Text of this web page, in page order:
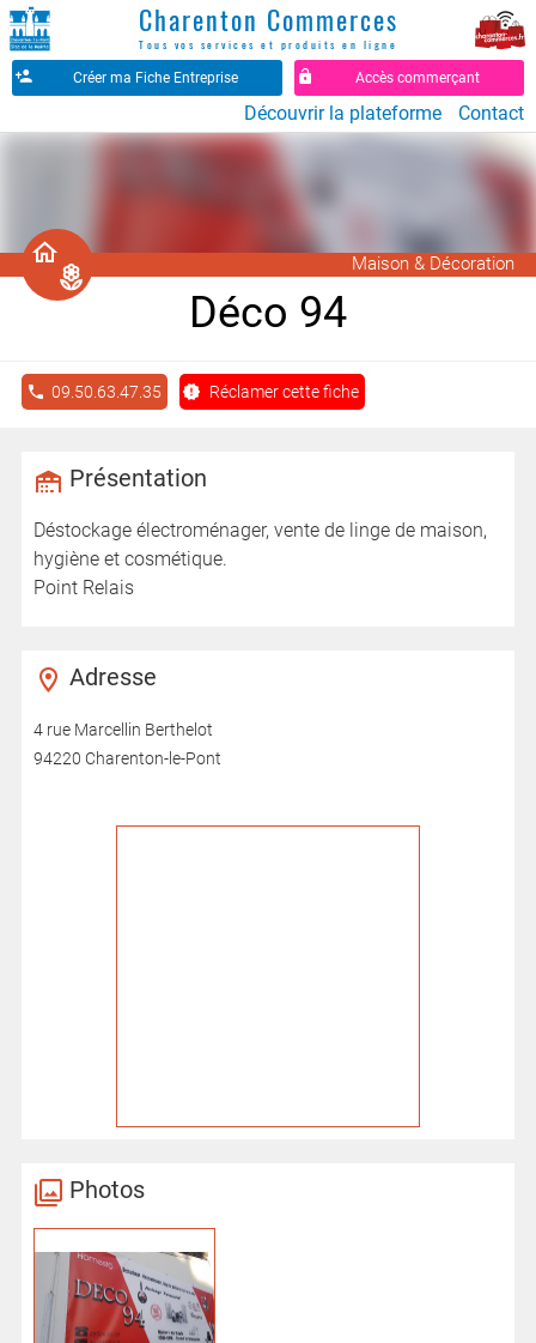
Charenton Commerces
Tous vos services et produits en ligne
Créer ma Fiche Entreprise Accès commerçant
Découvrir la plateforme Contact
󰚡
󰧰
Maison & Décoration
Déco 94
09.50.63.47.35 Réclamer cette fiche
Présentation
Déstockage électroménager, vente de linge de maison,
hygiène et cosmétique.
Point Relais
Adresse
4 rue Marcellin Berthelot
94220 Charenton-le-Pont
Photos